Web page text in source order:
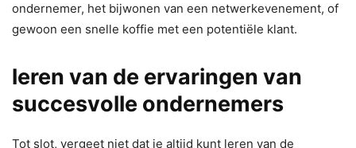
ondernemer, het bijwonen van een netwerkevenement, of
gewoon een snelle koffie met een potentiële klant.
leren van de ervaringen van
succesvolle ondernemers
Tot slot, vergeet niet dat je altijd kunt leren van de